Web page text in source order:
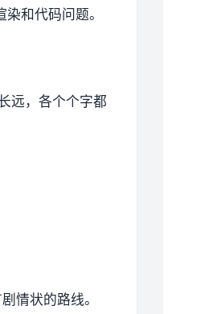
和代码问题。
远，各个个字都
情状的路线。